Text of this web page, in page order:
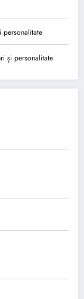
personalitate
și personalitate